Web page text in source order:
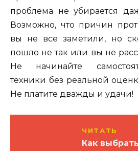
проблема не убирается
Возможно, что причин
вы не все заметили, но
пошло не так или вы не
Не начинайте
техники без реальной
Не платите дважды и удачи!
ЧИТАТЬ
Как